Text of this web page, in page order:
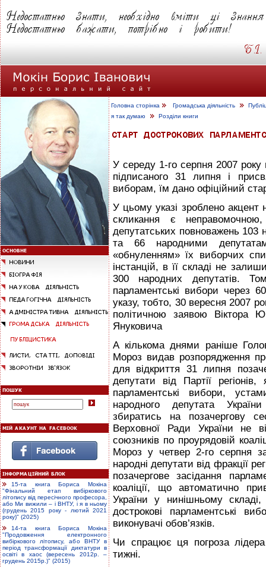
15-та книга Бориса Мокіна
"Фінальний етап вибіркового
літопису від пересічного професора,
або Ми вижили – і ВНТУ, і я в ньому
(грудень 2015 року - лютий 2021
року)" (2025)
14-та книга Бориса Мокіна
"Продовження електронного
вибіркового літопису, або ВНТУ в
період трансформації диктатури в
освіті в хаос (вересень 2012р. –
грудень 2015р.)" (2015)
Головна сторінка Громадська діяльність
я так думаю
Розділи книги
У середу 1-го серпня 2007 року
підписаного 31 липня і
виборам, їм дано офіційний
У цьому указі зроблено
скликання є
депутатських повноважень
та 66 народними
«обнуленням» їх виборчих
інстанцій, в її складі не
300 народних депутатів.
парламентські вибори через
указу, тобто, 30 вересня 2007
політичною заявою Віктора
Януковича
А кількома днями раніше
Мороз видав розпорядження
для відкриття 31 липня
депутати від Партії
парламентські вибори,
народного депутата
збиратись на позачергову
Верховної Ради України не
союзників по проурядовій
Мороз у четвер 2-го серпня
народні депутати від фракції
позачергове засідання
коаліції, що автоматично
України у нинішньому
дострокові парламентські
виконувачі обов’язків.
Чи спрацює ця погроза
тижні.